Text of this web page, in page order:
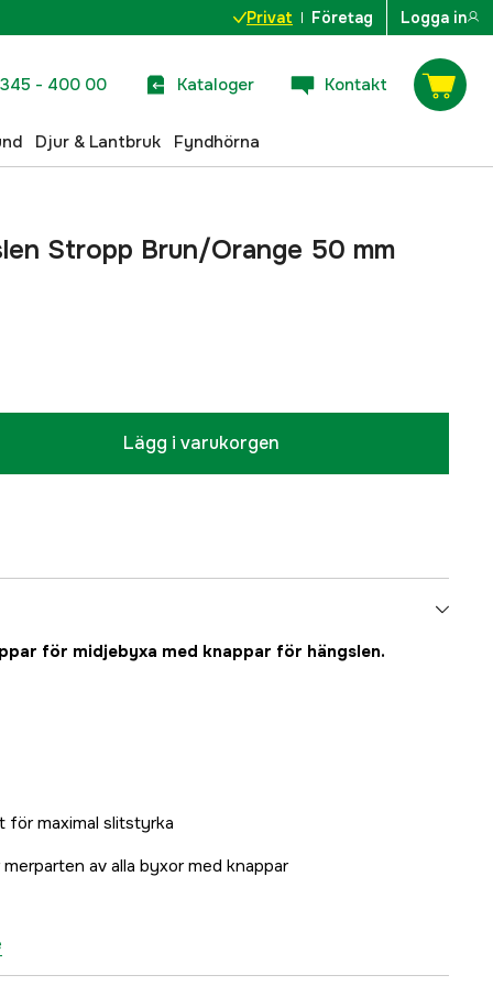
Privat Företag Logga in
- 400 00 Kataloger Kontakt
Djur & Lantbruk Fyndhörna
Stropp Brun/Orange 50 mm
Lägg i varukorgen
för midjebyxa med knappar för hängslen.
för maximal slitstyrka
av alla byxor med knappar